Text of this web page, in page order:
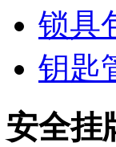
锁具
钥匙
安全挂